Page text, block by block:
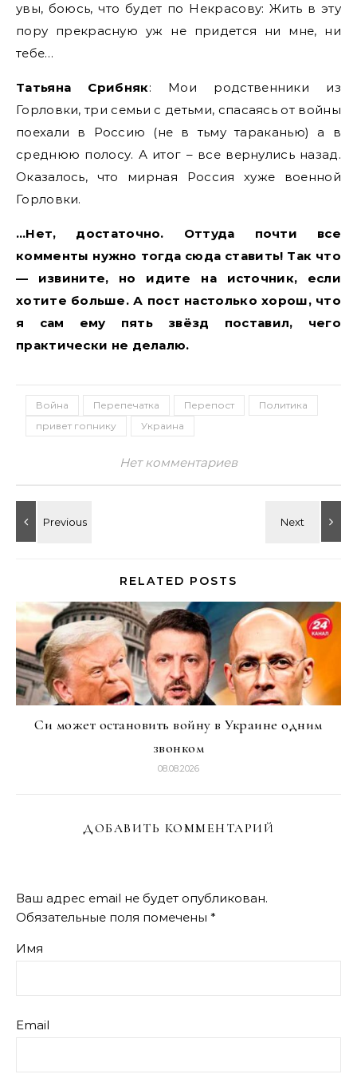
увы, боюсь, что будет по Некрасову: Жить в эту
пору прекрасную уж не придется ни мне, ни
тебе…
Татьяна Срибняк: Мои родственники из
Горловки, три семьи с детьми, спасаясь от войны
поехали в Россию (не в тьму тараканью) а в
среднюю полосу. А итог – все вернулись назад.
Оказалось, что мирная Россия хуже военной
Горловки.
…Нет, достаточно. Оттуда почти все
комменты нужно тогда сюда ставить! Так что
— извините, но идите на источник, если
хотите больше. А пост настолько хорош, что
я сам ему пять звёзд поставил, чего
практически не делалю.
Война Перепечатка Перепост
Политика
привет гопнику
Украина
Нет комментариев
RELATED POSTS
Си может остановить войну в Украине одним
звонком
08.08.2026
ДОБАВИТЬ КОММЕНТАРИЙ
Ваш адрес email не будет опубликован.
Обязательные поля помечены *
Имя
Email